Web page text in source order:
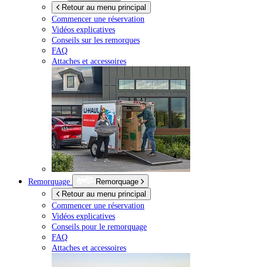
Retour au menu principal
Commencer une réservation
Vidéos explicatives
Conseils sur les remorques
FAQ
Attaches et accessoires
Remorquage
Remorquage
Retour au menu principal
Commencer une réservation
Vidéos explicatives
Conseils pour le remorquage
FAQ
Attaches et accessoires